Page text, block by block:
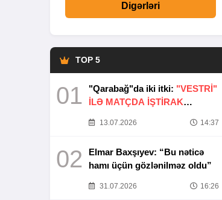
Digərləri
TOP 5
01 "Qarabağ"da iki itki: "VESTRİ"
İLƏ MATÇDA İŞTİRAK
13.07.2026 14:37
02
Elmar Baxşıyev: “Bu nəticə
hamı üçün gözlənilməz oldu”
31.07.2026 16:26